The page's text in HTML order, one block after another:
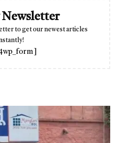
Newsletter
to get our newest articles